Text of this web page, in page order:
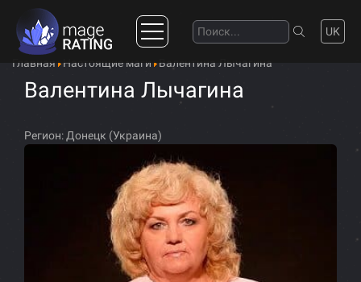
UK
Главная Настоящие маги Валентина Лычагина
Валентина Лычагина
Регион: Донецк (Украина)